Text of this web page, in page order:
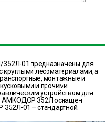
01 предназначены для
круглыми лесоматериалами, а
монтажные и
и прочими
устройством для
АМКОДОР 352Л оснащен
01 – стандартной.